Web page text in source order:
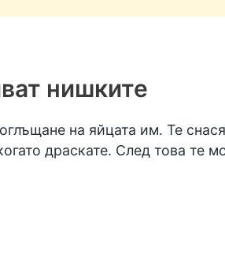
нишките
на яйцата им. Те
драскате. След това те